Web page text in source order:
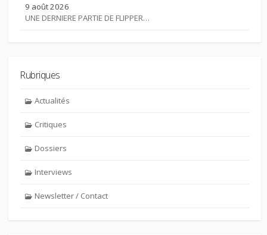
9 août 2026
UNE DERNIERE PARTIE DE FLIPPER…
Rubriques
Actualités
Critiques
Dossiers
Interviews
Newsletter / Contact